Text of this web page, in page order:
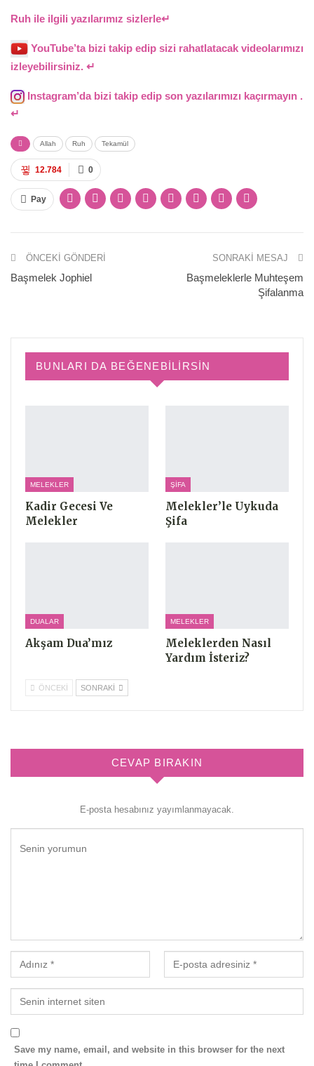
Ruh ile ilgili yazılarımız sizlerle↵
YouTube’ta bizi takip edip sizi rahatlatacak videolarımızı
izleyebilirsiniz. ↵
Instagram’da bizi takip edip son yazılarımızı kaçırmayın .
↵
Allah Ruh Tekamül
0
12.784
Pay
ÖNCEKI GÖNDERI
Başmelek Jophiel
SONRAKI MESAJ
Başmeleklerle Muhteşem
Şifalanma
BUNLARI DA BEĞENEBILIRSIN
MELEKLER
Kadir Gecesi Ve
Melekler
ŞIFA
Melekler’le Uykuda
Şifa
DUALAR
Akşam Dua’mız
MELEKLER
Meleklerden Nasıl
Yardım İsteriz?
ÖNCEKI SONRAKI
CEVAP BIRAKIN
E-posta hesabınız yayımlanmayacak.
Save my name, email, and website in this browser for the next